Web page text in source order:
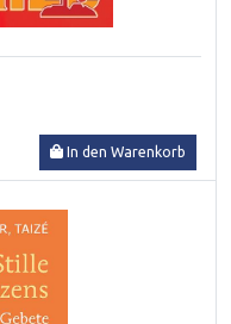
In den Warenkorb